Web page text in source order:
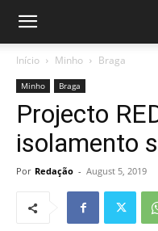
Início Minho Braga
Minho Braga
Projecto
isolamento
Por Redação - August 5, 2019